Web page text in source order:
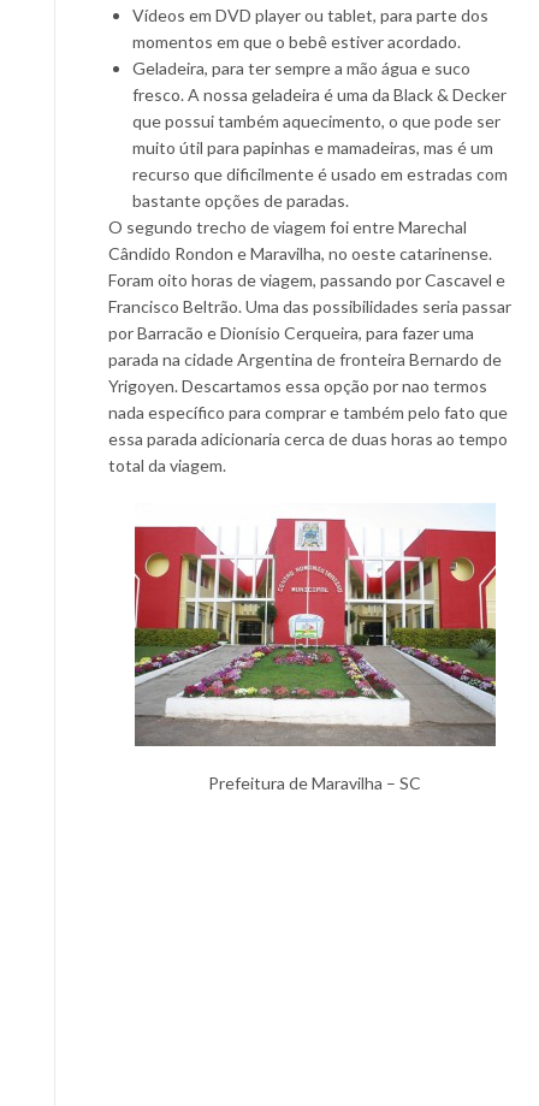
Vídeos em DVD player ou tablet, para parte dos
momentos em que o bebê estiver acordado.
Geladeira, para ter sempre a mão água e suco
fresco. A nossa geladeira é uma da Black & Decker
que possui também aquecimento, o que pode ser
muito útil para papinhas e mamadeiras, mas é um
recurso que dificilmente é usado em estradas com
bastante opções de paradas.
O segundo trecho de viagem foi entre Marechal
Cândido Rondon e Maravilha, no oeste catarinense.
Foram oito horas de viagem, passando por Cascavel e
Francisco Beltrão. Uma das possibilidades seria passar
por Barracão e Dionísio Cerqueira, para fazer uma
parada na cidade Argentina de fronteira Bernardo de
Yrigoyen. Descartamos essa opção por nao termos
nada específico para comprar e também pelo fato que
essa parada adicionaria cerca de duas horas ao tempo
total da viagem.
Prefeitura de Maravilha – SC